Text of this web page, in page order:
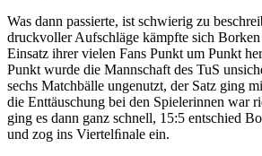
Was dann passierte, ist schwierig zu
druckvoller Aufschläge kämpfte sich
Einsatz ihrer vielen Fans Punkt um Punkt
Punkt wurde die Mannschaft des TuS
sechs Matchbälle ungenutzt, der Satz ging
die Enttäuschung bei den Spielerinnen war
ging es dann ganz schnell, 15:5 entschied
und zog ins Viertelﬁnale ein.